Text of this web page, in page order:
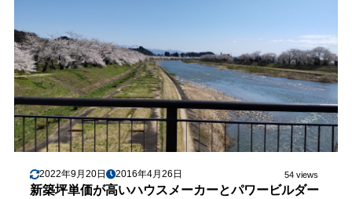
2022年9月20日 2016年4月26日 54 views
新築坪単価が高いハウスメーカーとパワービルダー